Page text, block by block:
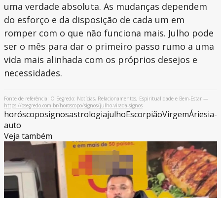
uma verdade absoluta. As mudanças dependem
do esforço e da disposição de cada um em
romper com o que não funciona mais. Julho pode
ser o mês para dar o primeiro passo rumo a uma
vida mais alinhada com os próprios desejos e
necessidades.
Fonte de referência: O Segredo: Notícias, Relacionamentos, Espiritualidade e Bem-Estar —
https://osegredo.com.br/horoscopo/signos/julho-virada-signos
horóscoposignosastrologiajulhoEscorpiãoVirgemÁriesia-
auto
Veja também